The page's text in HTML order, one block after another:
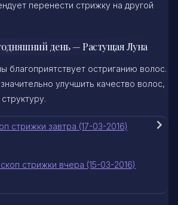
перенести стрижку на другой
день — Растущая Луна
благоприятствует остриганию волос.
улучшить качество волос,
стрижки завтра (17-03-2016)
стрижки вчера (15-03-2016)